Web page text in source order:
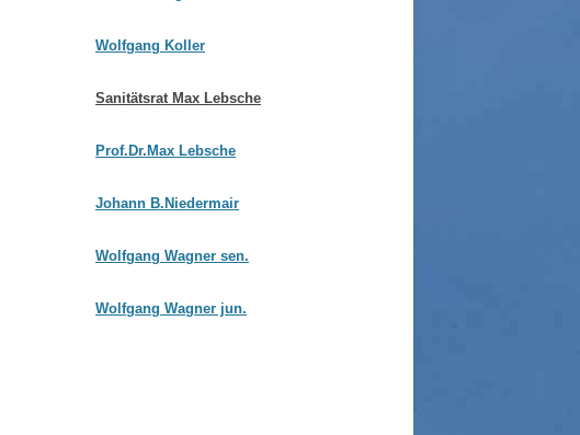
Wolfgang Koller
Sanitätsrat Max Lebsche
Prof.Dr.Max Lebsche
Johann B.Niedermair
Wolfgang Wagner sen.
Wolfgang Wagner jun.